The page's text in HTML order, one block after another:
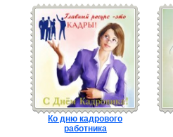
Ко дню кадрового
работника